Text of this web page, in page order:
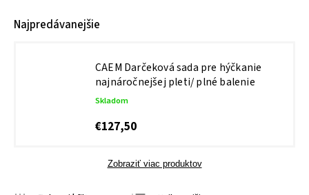
Najpredávanejšie
CAEM Darčeková sada pre hýčkanie
najnáročnejšej pleti/ plné balenie
Skladom
€127,50
Zobraziť viac produktov